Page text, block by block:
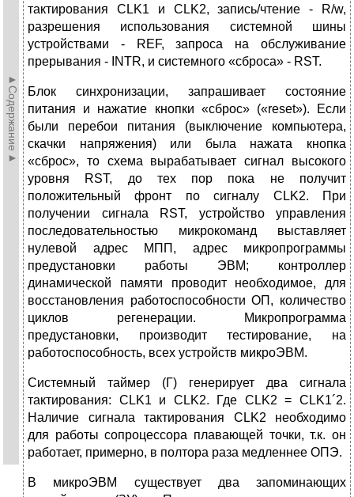
►Содержание►
тактирования CLK1 и CLK2, запись/чтение - R/w,
разрешения использования системной шины
устройствами - REF, запроса на обслуживание
прерывания - INTR, и системного «сброса» - RST.
Блок синхронизации, запрашивает состояние
питания и нажатие кнопки «сброс» («reset»). Если
были перебои питания (выключение компьютера,
скачки напряжения) или была нажата кнопка
«сброс», то схема вырабатывает сигнал высокого
уровня RST, до тех пор пока не получит
положительный фронт по сигналу CLK2. При
получении сигнала RST, устройство управления
последовательностью микрокоманд выставляет
нулевой адрес МПП, адрес микропрограммы
предустановки работы ЭВМ; контроллер
динамической памяти проводит необходимое, для
восстановления работоспособности ОП, количество
циклов регенерации. Микропрограмма
предустановки, производит тестирование, на
работоспособность, всех устройств микроЭВМ.
Системный таймер (Г) генерирует два сигнала
тактирования: CLK1 и CLK2. Где CLK2 = CLK1´2.
Наличие сигнала тактирования CLK2 необходимо
для работы сопроцессора плавающей точки, т.к. он
работает, примерно, в полтора раза медленнее ОПЭ.
В микроЭВМ существует два запоминающих